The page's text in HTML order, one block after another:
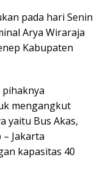
pada hari Senin
Arya Wiraraja
Kabupaten
pihaknya
mengangkut
yaitu Bus Akas,
Jakarta
kapasitas 40